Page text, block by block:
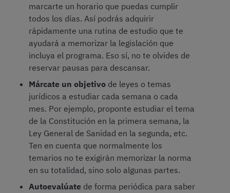
marcarte un horario que puedas cumplir
todos los días. Así podrás adquirir
rápidamente una rutina de estudio que te
ayudará a memorizar la legislación que
incluya el programa. Eso sí, no te olvides de
reservar pausas para descansar.
Márcate un objetivo de leyes o temas
jurídicos a estudiar cada semana o cada
mes. Por ejemplo, proponte estudiar el tema
de la Constitución en la primera semana, la
Ley General de Sanidad en la segunda, etc.
Ten en cuenta que normalmente los
temarios no te exigirán memorizar la norma
en su totalidad, sino solo algunas partes.
Autoevalúate de forma periódica para saber